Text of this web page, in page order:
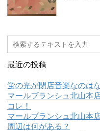
最近の投稿
蛍の光が閉店音楽なのは
マールブランシュ北山本
コレ！
マールブランシュ北山本
周辺は何がある？